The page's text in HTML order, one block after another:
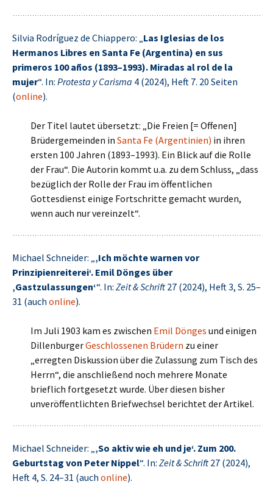
Silvia Rodríguez de Chiappero: „Las Iglesias de los
Hermanos Libres en Santa Fe (Argentina) en sus
primeros 100 años (1893–1993). Miradas al rol de la
mujer“. In: Protesta y Carisma 4 (2024), Heft 7. 20 Seiten
(online).
Der Titel lautet übersetzt: „Die Freien [= Offenen]
Brüdergemeinden in Santa Fe (Argentinien) in ihren
ersten 100 Jahren (1893–1993). Ein Blick auf die Rolle
der Frau“. Die Autorin kommt u.a. zu dem Schluss, „dass
bezüglich der Rolle der Frau im öffentlichen
Gottesdienst einige Fortschritte gemacht wurden,
wenn auch nur vereinzelt“.
Michael Schneider: „‚Ich möchte warnen vor
Prinzipienreiterei‘. Emil Dönges über
‚Gastzulassungen‘“. In: Zeit & Schrift27 (2024), Heft 3, S. 25–
31 (auch online).
Im Juli 1903 kam es zwischen Emil Dönges und einigen
DillenburgerGeschlossenen Brüdern zu einer
„erregten Diskussion über die Zulassung zum Tisch des
Herrn“, die anschließend noch mehrere Monate
brieflich fortgesetzt wurde. Über diesen bisher
unveröffentlichten Briefwechsel berichtet der Artikel.
Michael Schneider: „‚So aktiv wie eh und je‘. Zum 200.
Geburtstag von Peter Nippel“. In: Zeit & Schrift27 (2024),
Heft 4, S. 24–31 (auch online).